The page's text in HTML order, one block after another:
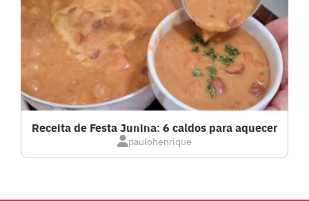
LASANHAS
LOW CARB
MASSAS E PASTAS
Receita de Festa Junina: 6 caldos para aquecer
paulohenrique